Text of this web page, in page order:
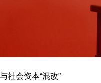
社会资本“混改”